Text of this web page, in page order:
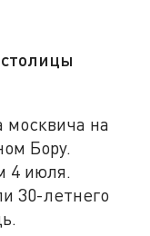
на
Бору.
4 июля.
30-летнего